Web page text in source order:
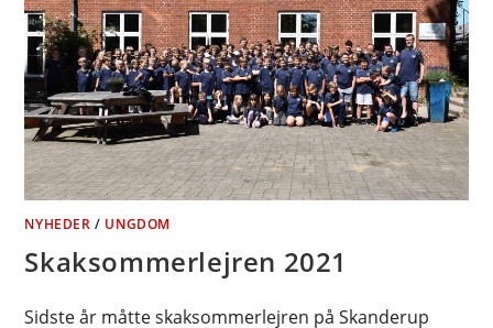
NYHEDER / UNGDOM
Skaksommerlejren 2021
Sidste år måtte skaksommerlejren på Skanderup